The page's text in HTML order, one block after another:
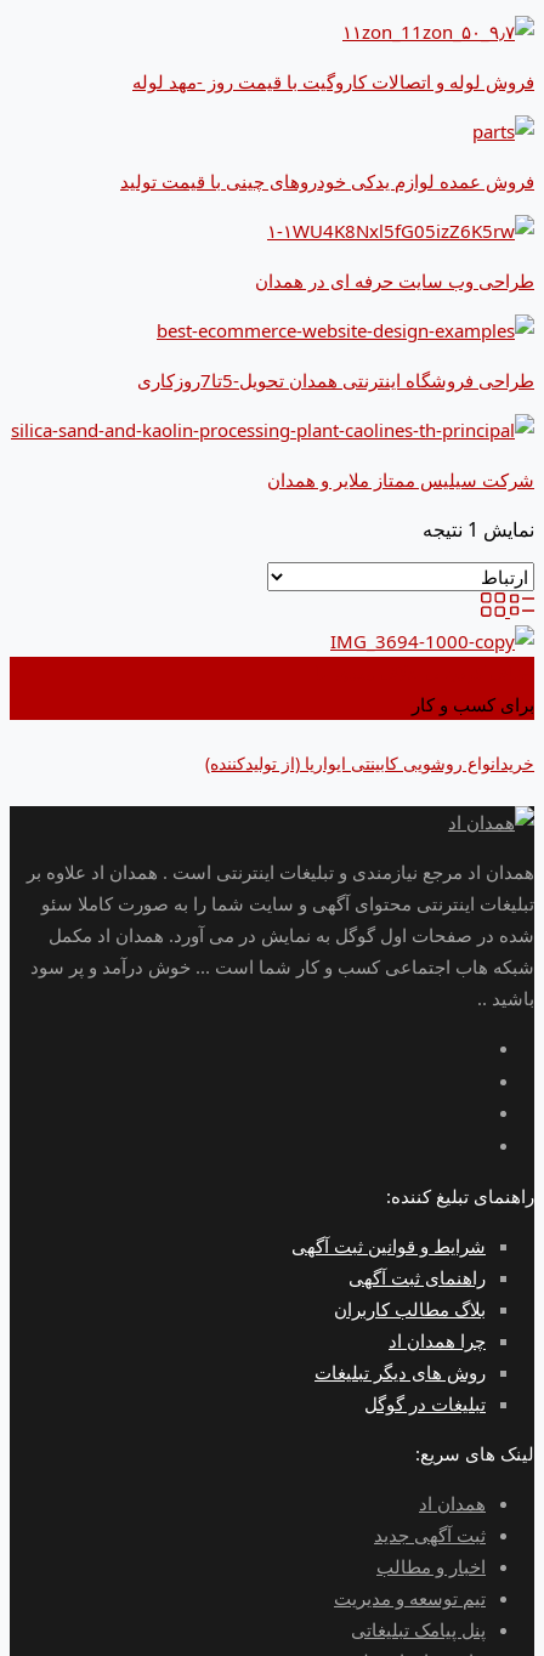
فروش لوله و اتصالات کاروگیت با قیمت روز -مهد لوله
فروش عمده لوازم یدکی خودروهای چینی با قیمت تولید
طراحی وب سایت حرفه ای در همدان
طراحی فروشگاه اینترنتی همدان تحویل-5تا7روزکاری
شرکت سیلیس ممتاز ملایر و همدان
نمایش 1 نتیجه
برای کسب و کار
خریدانواع روشویی کابینتی ایواریا (از تولیدکننده)
همدان اد مرجع نیازمندی و تبلیغات اینترنتی است . همدان اد علاوه بر
تبلیغات اینترنتی محتوای آگهی و سایت شما را به صورت کاملا سئو
شده در صفحات اول گوگل به نمایش در می آورد. همدان اد مکمل
شبکه هاب اجتماعی کسب و کار شما است ... خوش درآمد و پر سود
باشید ..
راهنمای تبلیغ کننده:
شرایط و قوانین ثبت آگهی
راهنمای ثبت آگهی
بلاگ مطالب کاربران
چرا همدان اد
روش های دیگر تبلیغات
تبلیغات در گوگل
لینک های سریع:
همدان اد
ثبت آگهی جدید
اخبار و مطالب
تیم توسعه و مدیریت
پنل پیامک تبلیغاتی